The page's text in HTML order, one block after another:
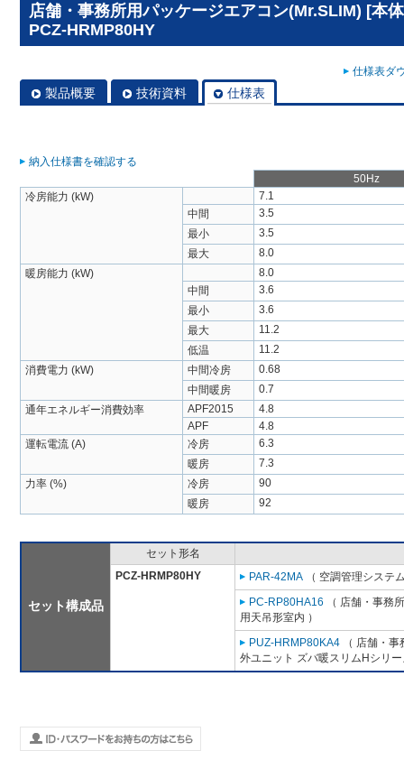
店舗・事務所用パッケージエアコン(Mr.SLIM) [本
PCZ-HRMP80HY
仕様表ダ
製品概要 技術資料 仕様表
納入仕様書を確認する
50Hz
冷房能力 (kW)
7.1
中間
3.5
最小
3.5
最大
8.0
暖房能力 (kW)
8.0
中間
3.6
最小
3.6
最大
11.2
低温
11.2
消費電力 (kW)
中間冷房
0.68
中間暖房
0.7
通年エネルギー消費効率
APF2015
4.8
APF
4.8
運転電流 (A)
冷房
6.3
暖房
7.3
力率 (%)
冷房
90
暖房
92
セット構成品
セット形名
PCZ-HRMP80HY
PAR-42MA （ 空調管理システ
PC-RP80HA16 （ 店舗・事務
用天吊形室内 ）
PUZ-HRMP80KA4 （ 店舗・
外ユニット ズバ暖スリムHシリ